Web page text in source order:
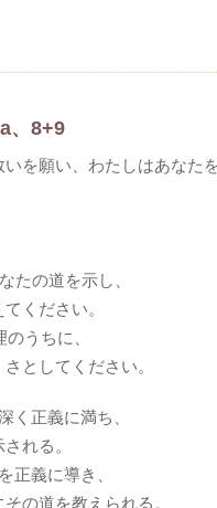
、8+9
を願い、わたしはあなた
たの道を示し、
ください。
うちに、
としてください。
く正義に満ち、
れる。
正義に導き、
の道を教えられる。